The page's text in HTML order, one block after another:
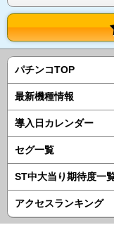
パチンコTOP
最新機種情報
導入日カレンダー
セグ一覧
ST中大当り期待度一
アクセスランキング